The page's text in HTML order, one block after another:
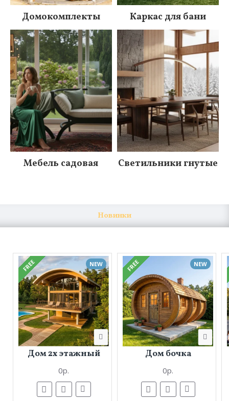
Домокомплекты Каркас для бани
Мебель садовая Светильники гнутые
Новинки
NEW
FREE
Дом 2х этажный
0р.
NEW
FREE
Дом бочка
0р.